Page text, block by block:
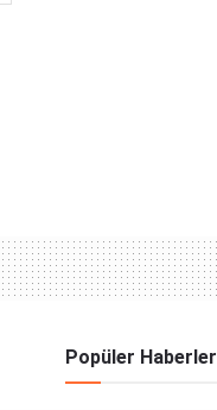
Popüler Haberler